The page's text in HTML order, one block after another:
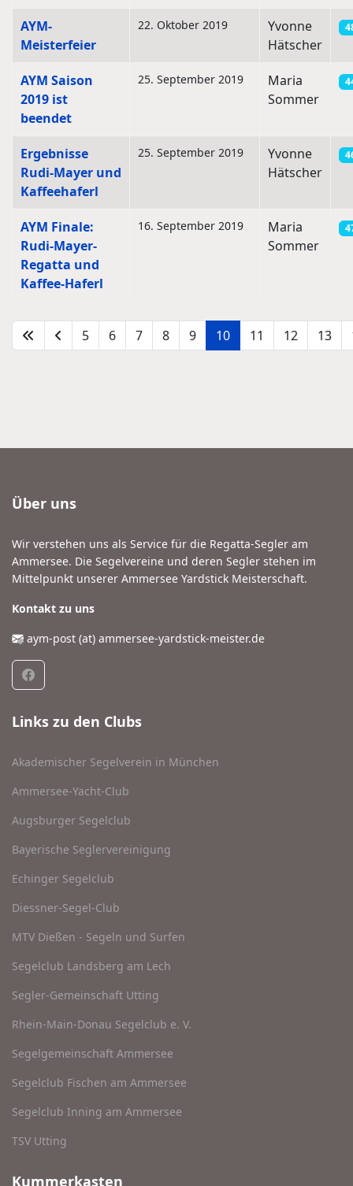
AYM-
Meisterfeier
22. Oktober 2019
Yvonne
Hätscher
AYM Saison
2019 ist
beendet
25. September 2019
Maria
Sommer
Ergebnisse
Rudi-Mayer und
Kaffeehaferl
25. September 2019
Yvonne
Hätscher
AYM Finale:
Rudi-Mayer-
Regatta und
Kaffee-Haferl
16. September 2019
Maria
Sommer
Seite 10 von 22
5 6 7 8 9 10 11 12 13
Über uns
Wir verstehen uns als Service für die Regatta-Segler am
Ammersee. Die Segelvereine und deren Segler stehen im
Mittelpunkt unserer Ammersee Yardstick Meisterschaft.
Kontakt zu uns
aym-post (at) ammersee-yardstick-meister.de
Links zu den Clubs
Akademischer Segelverein in München
Ammersee-Yacht-Club
Augsburger Segelclub
Bayerische Seglervereinigung
Echinger Segelclub
Diessner-Segel-Club
MTV Dießen - Segeln und Surfen
Segelclub Landsberg am Lech
Segler-Gemeinschaft Utting
Rhein-Main-Donau Segelclub e. V.
Segelgemeinschaft Ammersee
Segelclub Fischen am Ammersee
Segelclub Inning am Ammersee
TSV Utting
Kummerkasten